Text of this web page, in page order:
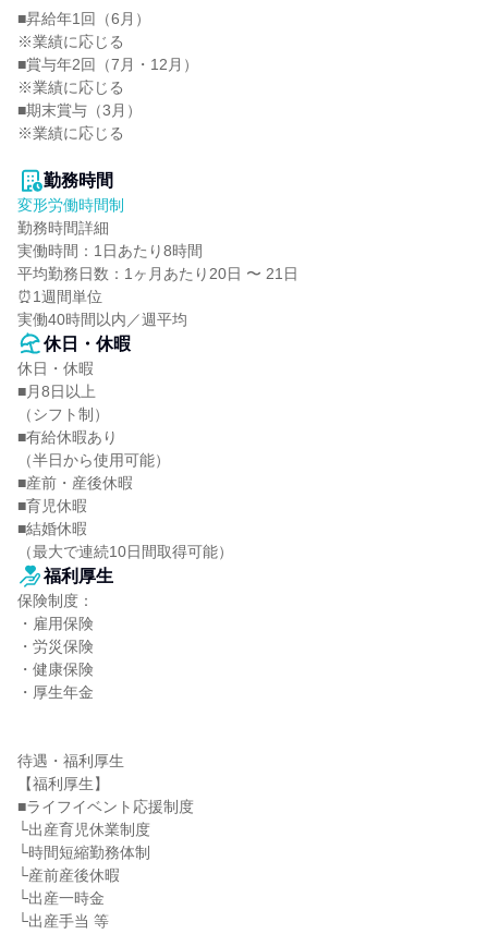
■昇給年1回（6月）
※業績に応じる
■賞与年2回（7月・12月）
※業績に応じる
■期末賞与（3月）
※業績に応じる
勤務時間
変形労働時間制
勤務時間詳細
実働時間：1日あたり8時間
平均勤務日数：1ヶ月あたり20日 〜 21日
⏰1週間単位
実働40時間以内／週平均
休日・休暇
休日・休暇
■月8日以上
（シフト制）
■有給休暇あり
（半日から使用可能）
■産前・産後休暇
■育児休暇
■結婚休暇
（最大で連続10日間取得可能）
福利厚生
保険制度：
・雇用保険
・労災保険
・健康保険
・厚生年金
待遇・福利厚生
【福利厚生】
■ライフイベント応援制度
└出産育児休業制度
└時間短縮勤務体制
└産前産後休暇
└出産一時金
└出産手当 等